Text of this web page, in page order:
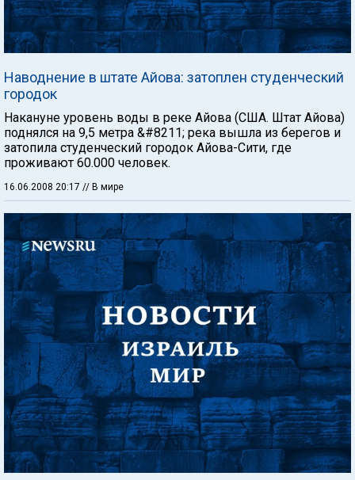
Наводнение в штате Айова: затоплен студенческий
городок
Накануне уровень воды в реке Айова (США. Штат Айова)
поднялся на 9,5 метра &#8211; река вышла из берегов и
затопила студенческий городок Айова-Сити, где
проживают 60.000 человек.
16.06.2008 20:17 // В мире